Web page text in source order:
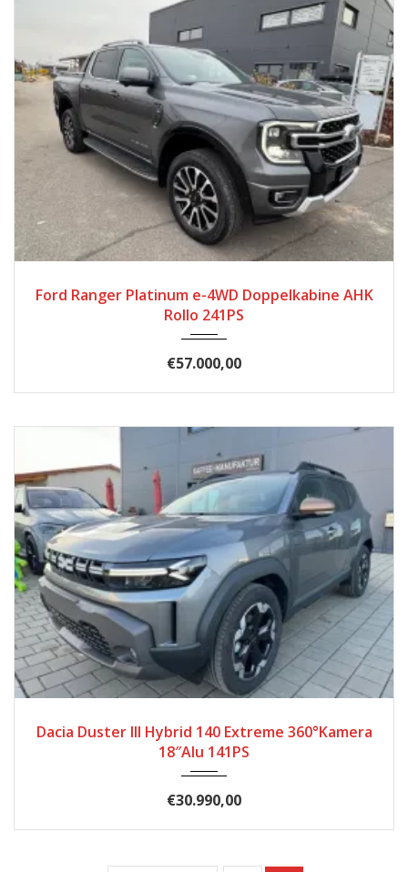
Ford Ranger Platinum e-4WD Doppelkabine AHK
Rollo 241PS
€57.000,00
Dacia Duster III Hybrid 140 Extreme 360°Kamera
18″Alu 141PS
€30.990,00